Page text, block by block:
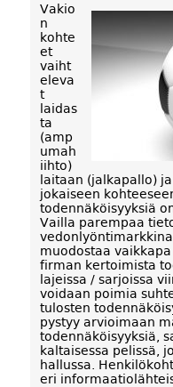
Vakio
n
kohte
et
vaiht
eleva
t
laidas
ta
(amp
umah
iihto)
laitaan (jalkapallo)
jokaiseen
todennäköisyyksiä
Vailla parempaa
muodostaa
firman kertoimista
lajeissa / sarjoissa
voidaan poimia
tulosten
pystyy arvioimaan
todennäköisyyksiä,
kaltaisessa pelissä,
hallussa.
eri